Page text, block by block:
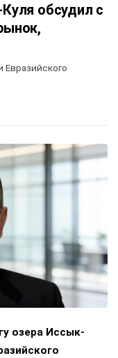
обсудил с
озера Иссык-